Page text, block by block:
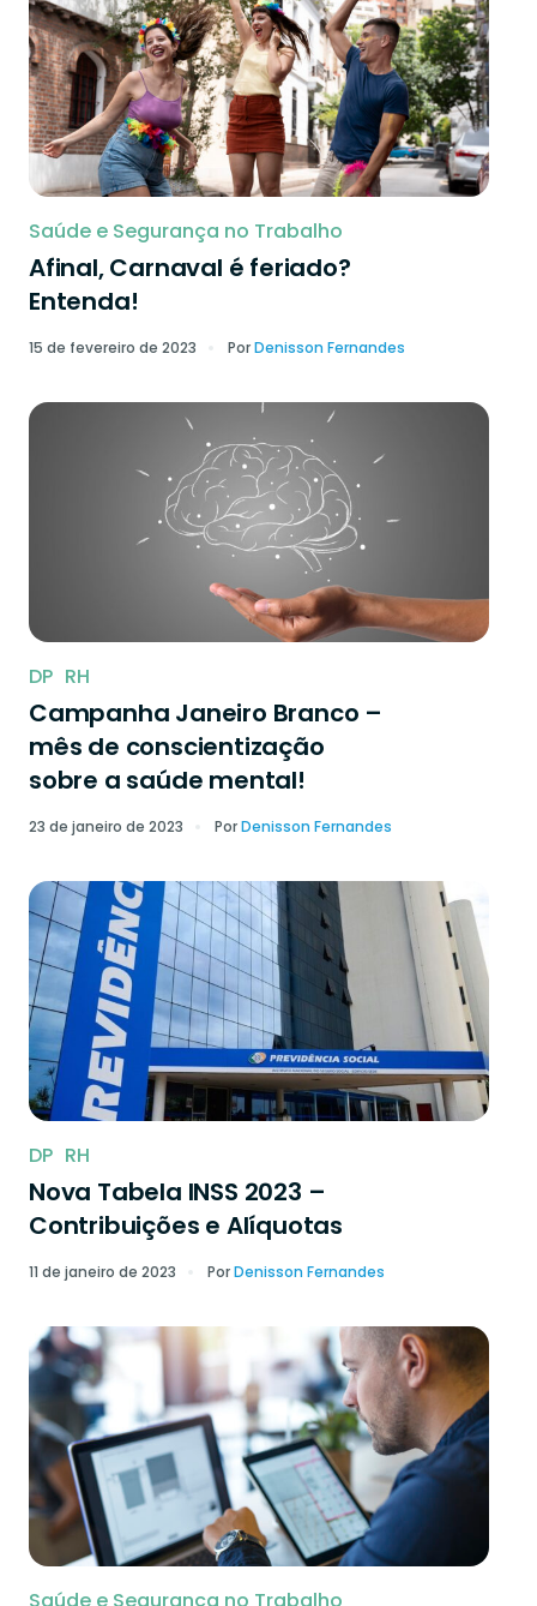
Saúde e Segurança no Trabalho
Afinal, Carnaval é feriado?
Entenda!
15 de fevereiro de 2023 PorDenisson Fernandes
DP RH
Campanha Janeiro Branco –
mês de conscientização
sobre a saúde mental!
23 de janeiro de 2023 PorDenisson Fernandes
DP RH
Nova Tabela INSS 2023 –
Contribuições e Alíquotas
11 de janeiro de 2023 PorDenisson Fernandes